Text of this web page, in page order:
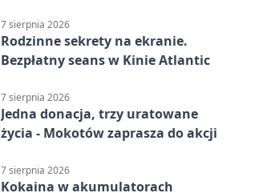
7 sierpnia 2026
Rodzinne sekrety na ekranie.
Bezpłatny seans w Kinie Atlantic
7 sierpnia 2026
Jedna donacja, trzy uratowane
życia - Mokotów zaprasza do akcji
7 sierpnia 2026
Kokaina w akumulatorach